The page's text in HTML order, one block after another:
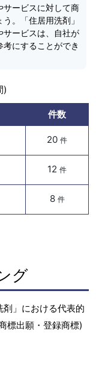
サービスに対して商
。「住居用洗剤」
サービスは、自社が
にすることができ
)
件数
20 件
12 件
8 件
グ
」における代表的
標出願・登録商標)